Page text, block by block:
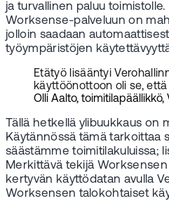
ja turvallinen paluu
Worksense-palveluun on
jolloin saadaan
työympäristöjen
Etätyö lisääntyi
käyttöönottoon oli se,
Olli Aalto, toimitilapäällikkö,
Tällä hetkellä ylibuukkaus
Käytännössä tämä tarkoittaa
säästämme toimitilakuluissa;
Merkittävä tekijä
kertyvän käyttödatan avulla
Worksensen talokohtaiset